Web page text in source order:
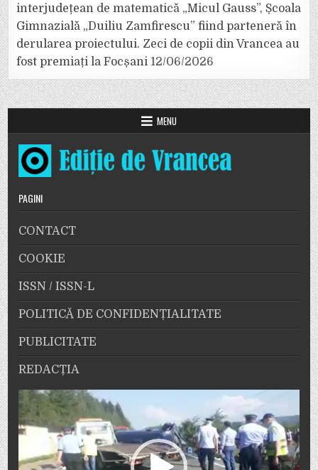
interjudețean de matematică „Micul Gauss”, Școala
Gimnazială „Duiliu Zamfirescu” fiind parteneră în
derularea proiectului. Zeci de copii din Vrancea au
fost premiați la Focșani 12/06/2026
MENU
PAGINI
CONTACT
COOKIE
ISSN / ISSN-L
POLITICĂ DE CONFIDENȚIALITATE
PUBLICITATE
REDACȚIA
Player
video